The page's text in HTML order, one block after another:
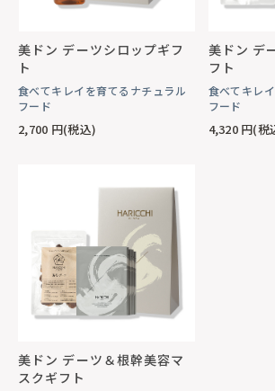
美ドン デーツシロップギフ
ト
食べてキレイを育てるナチュラル
フード
2,700 円(税込)
美ドン デ
フト
食べてキレ
フード
4,320 円(税
美ドン デーツ＆根幹美容マ
スクギフト